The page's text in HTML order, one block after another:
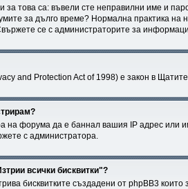
за това са: въвели сте неправилни име и
за дълго време? Нормална практика на
се с администраторите за
and Protection Act of 1998) е закон в
на форума да е баннал вашия IP адрес или
с администратора.
всички бисквитки"?
бисквитките създадени от phpBB3